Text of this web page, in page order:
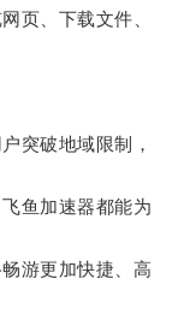
、下载文件、
突破地域限制，
鱼加速器都能为
游更加快捷、高